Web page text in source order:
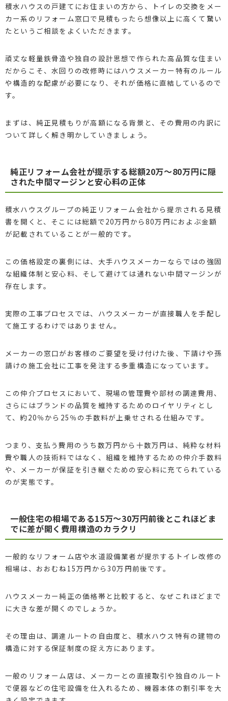
積水ハウスの戸建てにお住まいの方から、トイレの交換をメー
カー系のリフォーム窓口で見積もったら想像以上に高くて驚い
たというご相談をよくいただきます。
頑丈な軽量鉄骨造や独自の設計思想で作られた高品質な住まい
だからこそ、水回りの改修時にはハウスメーカー特有のルール
や構造的な配慮が必要になり、それが価格に直結しているので
す。
まずは、純正見積もりが高額になる背景と、その費用の内訳に
ついて詳しく解き明かしていきましょう。
純正リフォーム会社が提示する総額20万〜80万円に隠
された中間マージンと安心料の正体
積水ハウスグループの純正リフォーム会社から提示される見積
書を開くと、そこには総額で20万円から80万円におよぶ金額
が記載されていることが一般的です。
この価格設定の裏側には、大手ハウスメーカーならではの強固
な組織体制と安心料、そして避けては通れない中間マージンが
存在します。
実際の工事プロセスでは、ハウスメーカーが直接職人を手配し
て施工するわけではありません。
メーカーの窓口がお客様のご要望を受け付けた後、下請けや孫
請けの施工会社に工事を発注する多重構造になっています。
この仲介プロセスにおいて、現場の管理費や部材の調達費用、
さらにはブランドの品質を維持するためのロイヤリティとし
て、約20％から25％の手数料が上乗せされる仕組みです。
つまり、支払う費用のうち数万円から十数万円は、純粋な材料
費や職人の技術料ではなく、組織を維持するための仲介手数料
や、メーカーが保証を引き継ぐための安心料に充てられている
のが実態です。
一般住宅の相場である15万〜30万円前後とこれほどま
でに差が開く費用構造のカラクリ
一般的なリフォーム店や水道設備業者が提示するトイレ改修の
相場は、おおむね15万円から30万円前後です。
ハウスメーカー純正の価格帯と比較すると、なぜこれほどまで
に大きな差が開くのでしょうか。
その理由は、調達ルートの自由度と、積水ハウス特有の建物の
構造に対する保証制度の捉え方にあります。
一般のリフォーム店は、メーカーとの直接取引や独自のルート
で便器などの住宅設備を仕入れるため、機器本体の割引率を大